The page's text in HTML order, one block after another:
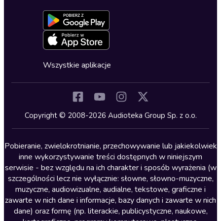
Dla młodzieży
Kryminały
Lektury szkolne
Literatura anglojęzyczna
Literatura faktu
Literatura obyczajowa
Literatura piękna obca
Literatura piękna polska
Formularz zgłaszania nielegalnych treści
Deklaracja dostępności
Oferta dla firm i bibliotek
Dołącz do newslettera
Blog
Zapowiedzi
Cykle audiobooków
Wszystkie aplikacje
Copyright © 2008-2026 Audioteka Group Sp. z o.o.
Pobieranie, zwielokrotnianie, przechowywanie lub jakiekolwiek
inne wykorzystywanie treści dostępnych w niniejszym
serwisie - bez względu na ich charakter i sposób wyrażenia (w
szczególności lecz nie wyłącznie: słowne, słowno-muzyczne,
muzyczne, audiowizualne, audialne, tekstowe, graficzne i
zawarte w nich dane i informacje, bazy danych i zawarte w nich
dane) oraz formę (np. literackie, publicystyczne, naukowe,